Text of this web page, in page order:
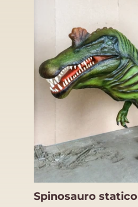
Spinosauro statico